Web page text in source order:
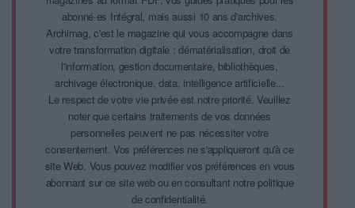
abonné·es Intégral, mais aussi 10 ans d'archives.
Archimag, c'est le magazine qui vous accompagne dans
votre transformation digitale : dématérialisation, droit de
l'information, gestion documentaire, bibliothèques,
archivage électronique, data, intelligence artificielle...
Le respect de votre vie privée est notre priorité. Veuillez
noter que certains traitements de vos données
personnelles peuvent ne pas nécessiter votre
consentement. Vos préférences ne s'appliqueront qu'à ce
site Web. Vous pouvez modifier vos préférences en vous
abonnant sur ce site web ou en consultant notre politique
de confidentialité.